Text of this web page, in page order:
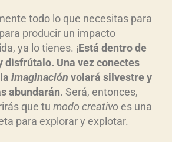
todo lo que necesitas para
producir un impacto
ya lo tienes. ¡Está dentro de
disfrútalo. Una vez conectes
imaginación volará silvestre y
abundarán. Será, entonces,
que tu modo creativo es una
para explorar y explotar.